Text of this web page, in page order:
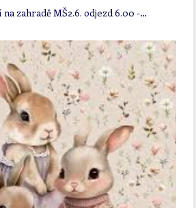
na zahradě MŠ2.6. odjezd 6.00 -…